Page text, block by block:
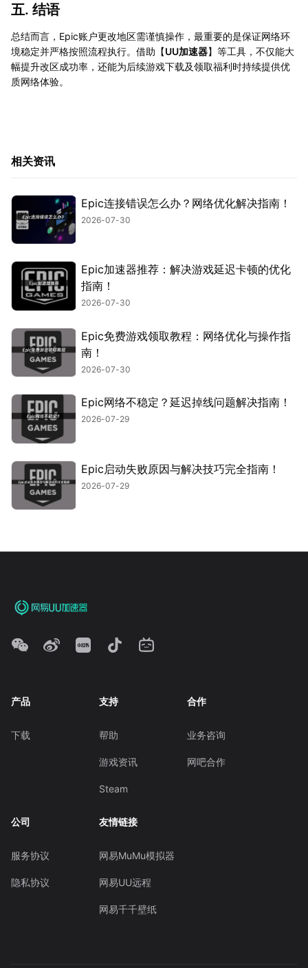
五. 结语
总结而言，Epic账户更改地区需谨慎操作，最重要的是保证网络环
境稳定并严格按照流程执行。借助【UU加速器】等工具，不仅能大
幅提升改区成功率，还能为后续游戏下载及领取福利时持续提供优
质网络体验。
相关资讯
Epic连接错误怎么办？网络优化解决指南！
2026-07-30
Epic加速器推荐：解决游戏延迟卡顿的优化
指南！
2026-07-30
Epic免费游戏领取教程：网络优化与操作指
南！
2026-07-30
Epic网络不稳定？延迟掉线问题解决指南！
2026-07-29
Epic启动失败原因与解决技巧完全指南！
2026-07-29
产品
下载
支持
帮助
游戏资讯
Steam
合作
业务咨询
网吧合作
公司
服务协议
隐私协议
友情链接
网易MuMu模拟器
网易UU远程
网易千千壁纸